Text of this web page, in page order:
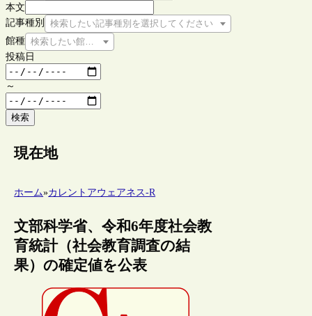
本文
記事種別
検索したい記事種別を選択してください
館種 検索したい館種を選択してください
投稿日
～
検索
現在地
ホーム»カレントアウェアネス-R
文部科学省、令和6年度社会教
育統計（社会教育調査の結
果）の確定値を公表